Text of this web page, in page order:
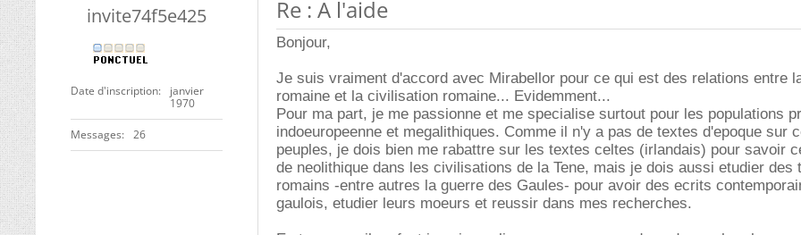
invite74f5e425
Date d'inscription
janvier
1970
Messages 26
Re : A l'aide
Bonjour,
Je suis vraiment d'accord avec Mirabellor pour ce qui est des relations entre
romaine et la civilisation romaine... Evidemment...
Pour ma part, je me passionne et me specialise surtout pour les populations
indoeuropeenne et megalithiques. Comme il n'y a pas de textes d'epoque sur
peuples, je dois bien me rabattre sur les textes celtes (irlandais) pour savoir
de neolithique dans les civilisations de la Tene, mais je dois aussi etudier des
romains -entre autres la guerre des Gaules- pour avoir des ecrits
gaulois, etudier leurs moeurs et reussir dans mes recherches.